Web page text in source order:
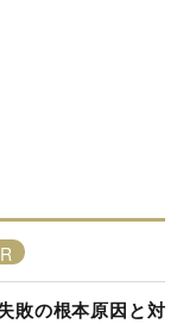
敗の根本原因と対